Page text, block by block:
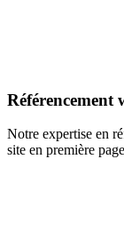
Référencement
Notre expertise en
site en première